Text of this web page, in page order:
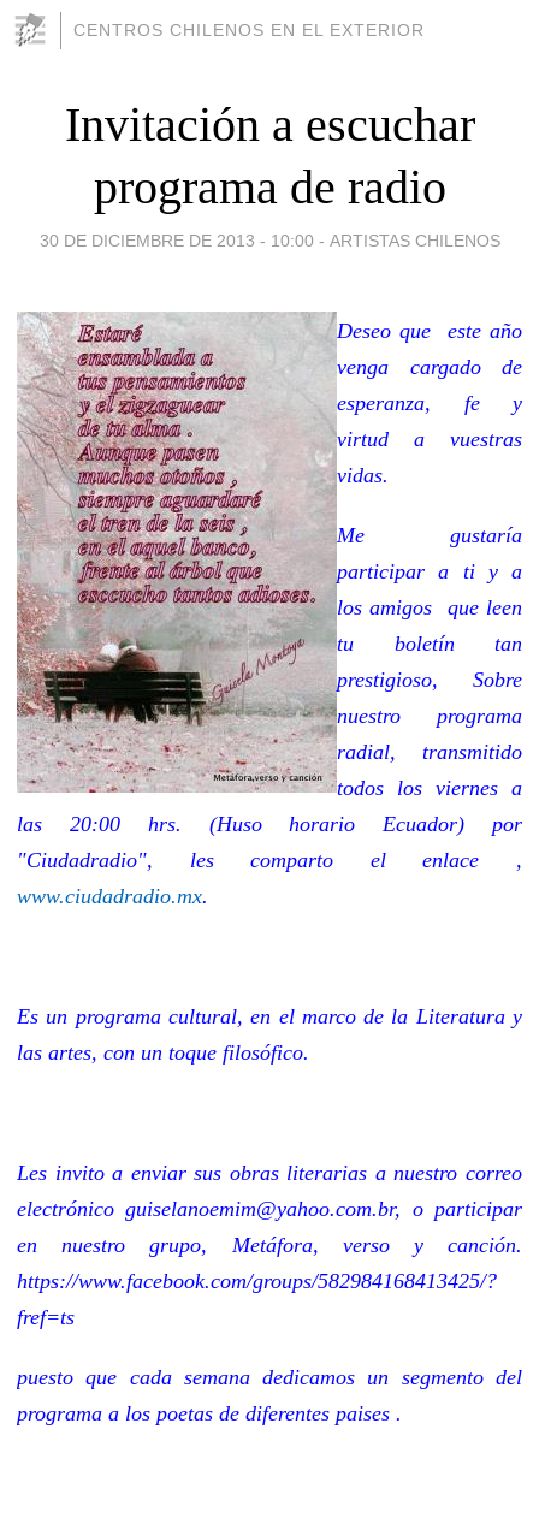
CENTROS CHILENOS EN EL EXTERIOR
Invitación a escuchar
programa de radio
30 DE DICIEMBRE DE 2013 - 10:00 - ARTISTAS CHILENOS
Deseo que este año
venga cargado de
esperanza, fe y
virtud a vuestras
vidas.
Me gustaría
participar a ti y a
los amigos que leen
tu boletín tan
prestigioso, Sobre
nuestro programa
radial, transmitido
todos los viernes a
las 20:00 hrs. (Huso horario Ecuador) por
"Ciudadradio", les comparto el enlace ,
www.ciudadradio.mx.
Es un programa cultural, en el marco de la Literatura y
las artes, con un toque filosófico.
Les invito a enviar sus obras literarias a nuestro correo
electrónico guiselanoemim@yahoo.com.br, o participar
en nuestro grupo, Metáfora, verso y canción.
https://www.facebook.com/groups/582984168413425/?
fref=ts
puesto que cada semana dedicamos un segmento del
programa a los poetas de diferentes paises .